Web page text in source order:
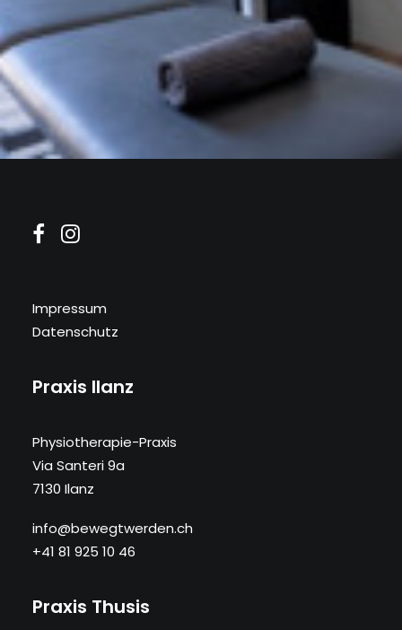
Impressum
Datenschutz
Praxis Ilanz
Physiotherapie-Praxis
Via Santeri 9a
7130 Ilanz
info@bewegtwerden.ch
+41 81 925 10 46
Praxis Thusis